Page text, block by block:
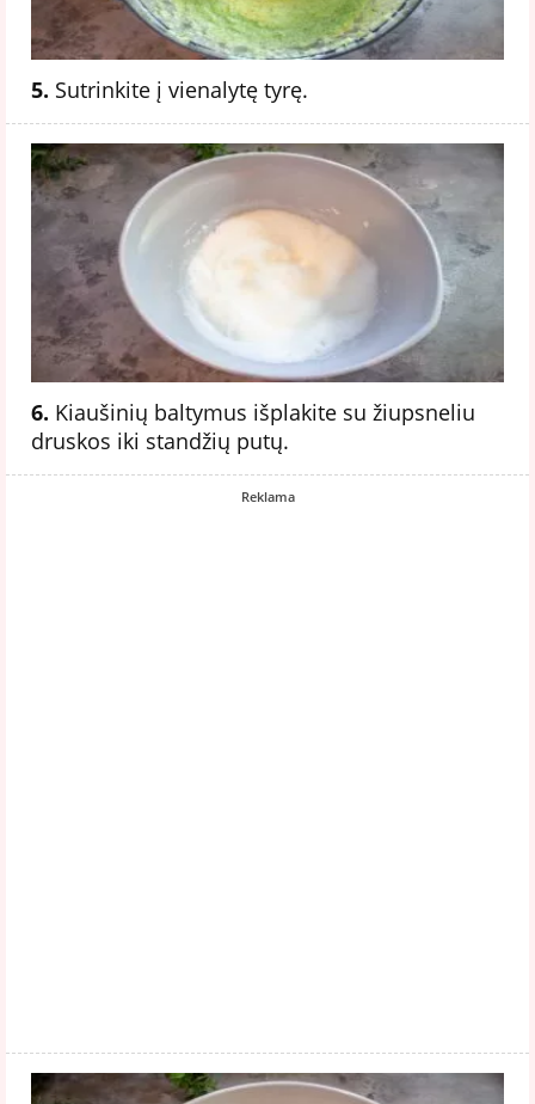
5. Sutrinkite į vienalytę tyrę.
6. Kiaušinių baltymus išplakite su žiupsneliu
druskos iki standžių putų.
Reklama